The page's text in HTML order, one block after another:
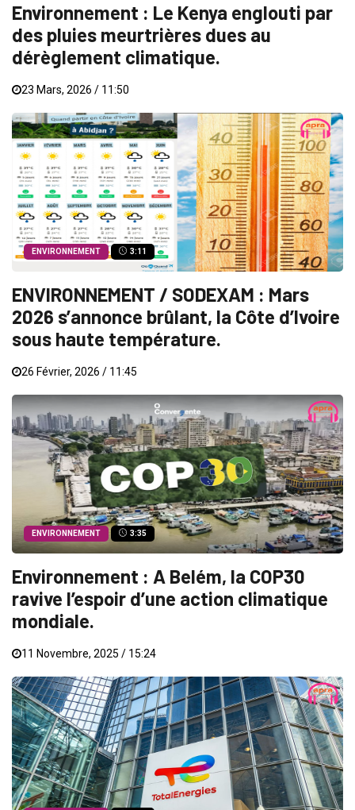
Environnement : Le Kenya englouti par
des pluies meurtrières dues au
dérèglement climatique.
23 Mars, 2026 / 11:50
ENVIRONNEMENT 3:11
ENVIRONNEMENT / SODEXAM : Mars
2026 s’annonce brûlant, la Côte d’Ivoire
sous haute température.
26 Février, 2026 / 11:45
ENVIRONNEMENT 3:35
Environnement : A Belém, la COP30
ravive l’espoir d’une action climatique
mondiale.
11 Novembre, 2025 / 15:24